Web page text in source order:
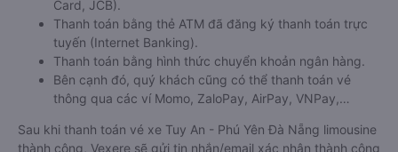
Card, JCB).
Thanh toán bằng thẻ ATM đã đăng ký thanh toán trực
tuyến (Internet Banking).
Thanh toán bằng hình thức chuyển khoản ngân hàng.
Bên cạnh đó, quý khách cũng có thể thanh toán vé
thông qua các ví Momo, ZaloPay, AirPay, VNPay,…
Sau khi thanh toán vé xe Tuy An - Phú Yên Đà Nẵng limousine
thành công, Vexere sẽ gửi tin nhắn/email xác nhận thành công